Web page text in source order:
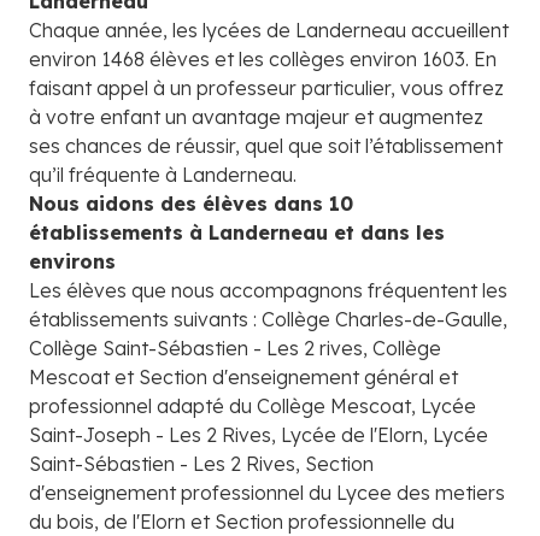
Chaque année, les lycées de Landerneau accueillent
environ 1468 élèves et les collèges environ 1603. En
faisant appel à un professeur particulier, vous offrez
à votre enfant un avantage majeur et augmentez
ses chances de réussir, quel que soit l’établissement
qu’il fréquente à Landerneau.
Nous aidons des élèves dans 10
établissements à Landerneau et dans les
environs
Les élèves que nous accompagnons fréquentent les
établissements suivants : Collège Charles-de-Gaulle,
Collège Saint-Sébastien - Les 2 rives, Collège
Mescoat et Section d'enseignement général et
professionnel adapté du Collège Mescoat, Lycée
Saint-Joseph - Les 2 Rives, Lycée de l'Elorn, Lycée
Saint-Sébastien - Les 2 Rives, Section
d'enseignement professionnel du Lycee des metiers
du bois, de l'Elorn et Section professionnelle du